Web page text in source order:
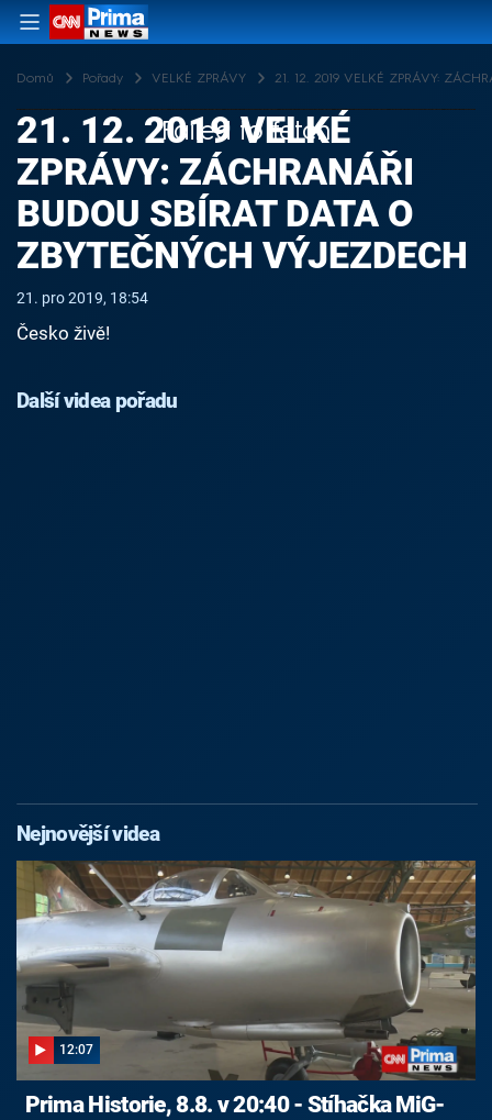
Domů Pořady VELKÉ ZPRÁVY 21. 12. 2019 VELKÉ ZPRÁVY:
Failed to fetch
21. 12. 2019 VELKÉ
ZPRÁVY: ZÁCHRANÁŘI
BUDOU SBÍRAT DATA O
ZBYTEČNÝCH VÝJEZDECH
21. pro 2019, 18:54
Česko živě!
Další videa pořadu
Nejnovější videa
12:07
Prima Historie, 8.8. v 20:40 - Stíhačka MiG-